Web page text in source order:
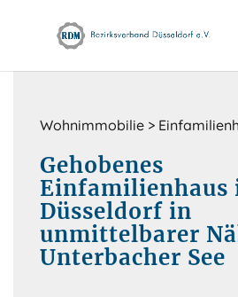
Wohnimmobilie >
Gehobenes
Einfamilienhaus
Düsseldorf in
unmittelbarer
Unterbacher See